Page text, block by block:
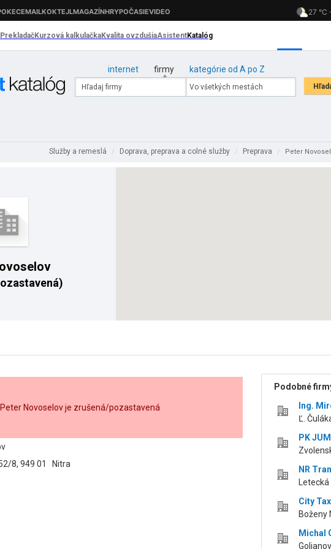
internet firmy kategórie od A po Z
Služby a remeslá / Doprava, preprava a colné služby / Preprava / Peter
Novoselov je zrušená/pozastavená
8, 949 01 Nitra
Podobné
Ing.
Ľ.
PK
NR
City
Boženy
Michal